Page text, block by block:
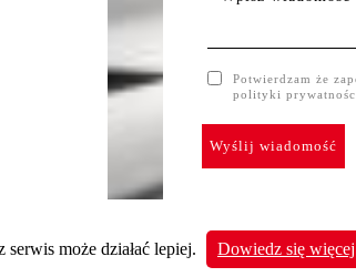
Potwierdzam że
polityki
może działać lepiej. Dowiedz się więcej